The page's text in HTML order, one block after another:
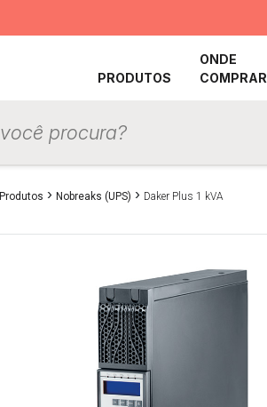
PRODUTOS
ONDE
COMPRAR
Produtos › Nobreaks (UPS) › Daker Plus 1 kVA